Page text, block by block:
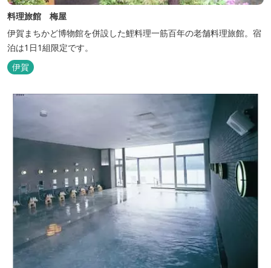
料理旅館 梅屋
伊賀まちかど博物館を併設した鯉料理一筋百年の老舗料理旅館。宿
泊は1日1組限定です。
伊賀